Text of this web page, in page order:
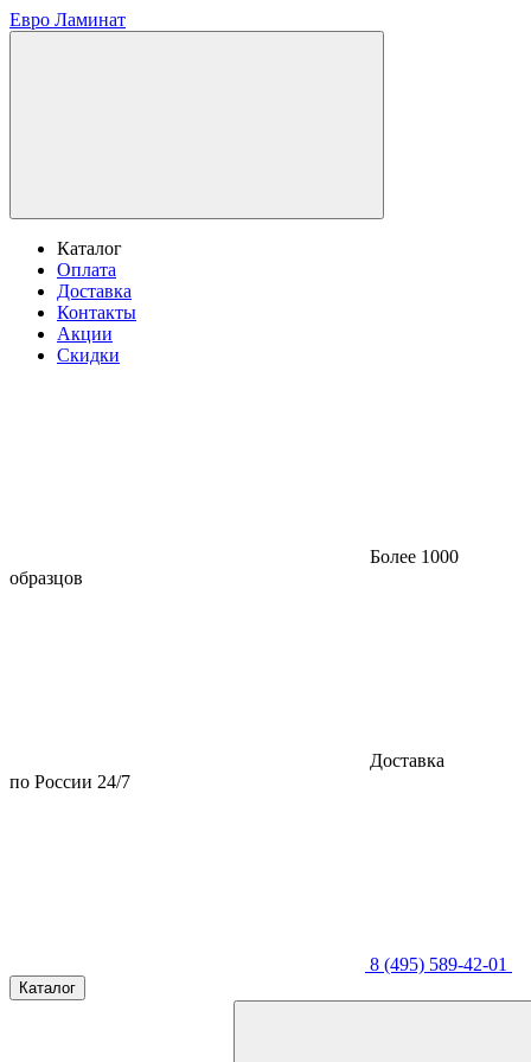
Евро Ламинат
Каталог
Оплата
Доставка
Контакты
Акции
Скидки
Более 1000
образцов
Доставка
по России 24/7
8 (495) 589-42-01
Каталог